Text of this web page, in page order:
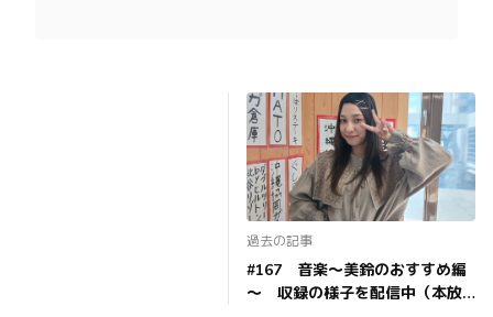
過去の記事
#167 音楽～美鈴のおすすめ編
～ 収録の様子を配信中（本放